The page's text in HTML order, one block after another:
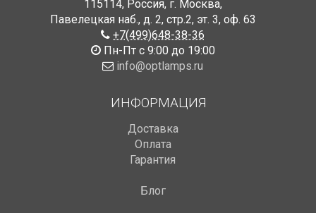
115114, Россия, г. Москва,
Павелецкая наб., д. 2, стр.2, эт. 3, оф. 63
+7(499)648-38-36
Пн-Пт с 9:00 до 19:00
info@optlamps.ru
ИНФОРМАЦИЯ
Доставка
Оплата
Гарантия
Блог